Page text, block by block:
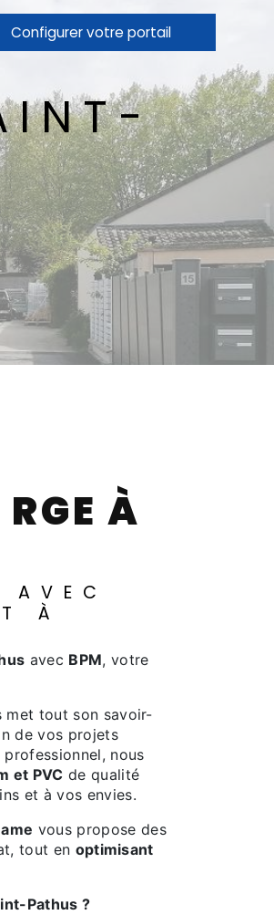
Configurer votre portail
À
avec BPM, votre
met tout son savoir-
de vos projets
nous
et PVC de qualité
et à vos envies.
vous propose des
tout en optimisant
Pathus ?